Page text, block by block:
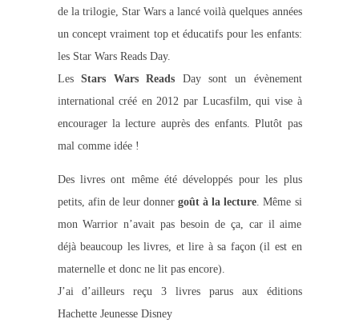
de la trilogie, Star Wars a lancé voilà quelques années
un concept vraiment top et éducatifs pour les enfants:
les Star Wars Reads Day.
LesStars Wars Reads Day sont un évènement
international créé en 2012 par Lucasfilm, qui vise à
encourager la lecture auprès des enfants. Plutôt pas
mal comme idée !
Des livres ont même été développés pour les plus
petits, afin de leur donner goût à la lecture. Même si
mon Warrior n’avait pas besoin de ça, car il aime
déjà beaucoup les livres, et lire à sa façon (il est en
maternelle et donc ne lit pas encore).
J’ai d’ailleurs reçu 3 livres parus aux éditions
Hachette Jeunesse Disney